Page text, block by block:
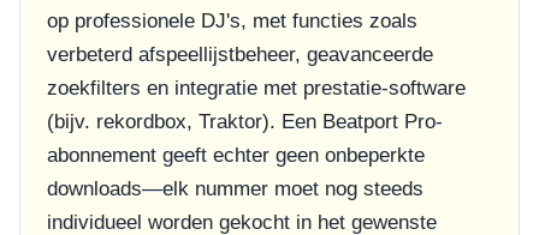
op professionele DJ's, met functies zoals
verbeterd afspeellijstbeheer, geavanceerde
zoekfilters en integratie met prestatie-software
(bijv. rekordbox, Traktor). Een Beatport Pro-
abonnement geeft echter geen onbeperkte
downloads—elk nummer moet nog steeds
individueel worden gekocht in het gewenste